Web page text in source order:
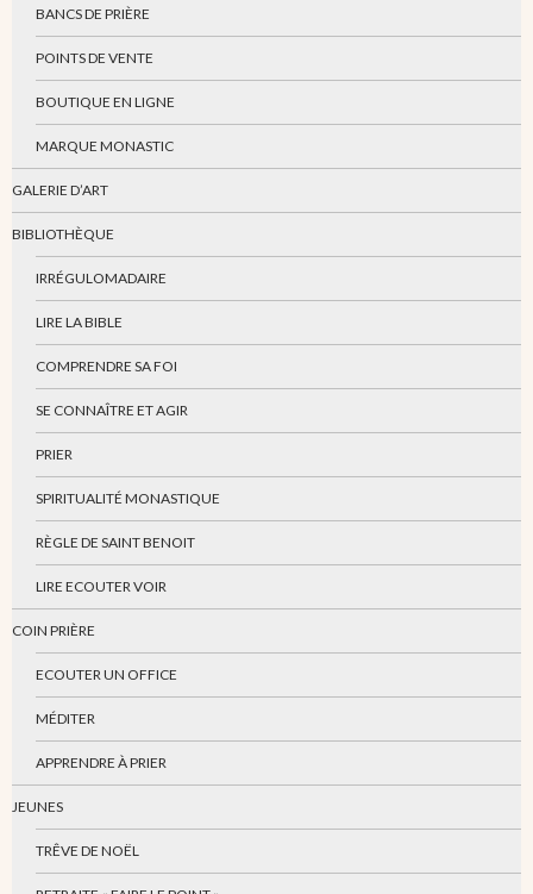
BANCS DE PRIÈRE
POINTS DE VENTE
BOUTIQUE EN LIGNE
MARQUE MONASTIC
GALERIE D’ART
BIBLIOTHÈQUE
IRRÉGULOMADAIRE
LIRE LA BIBLE
COMPRENDRE SA FOI
SE CONNAÎTRE ET AGIR
PRIER
SPIRITUALITÉ MONASTIQUE
RÈGLE DE SAINT BENOIT
LIRE ECOUTER VOIR
COIN PRIÈRE
ECOUTER UN OFFICE
MÉDITER
APPRENDRE À PRIER
JEUNES
TRÊVE DE NOËL